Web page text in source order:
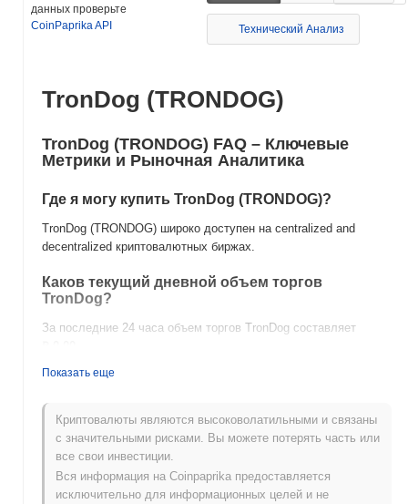
данных проверьте
CoinPaprika API
Технический Анализ
TronDog (TRONDOG)
TronDog (TRONDOG) FAQ – Ключевые
Метрики и Рыночная Аналитика
Где я могу купить TronDog (TRONDOG)?
TronDog (TRONDOG) широко доступен на centralized and
decentralized криптовалютных биржах.
Каков текущий дневной объем торгов
TronDog?
За последние 24 часа объем торгов TronDog составляет
Какова история ценового диапазона TronDog?
Исторический максимум (ATH):
Исторический минимум (ATL):
TronDog в настоящее время торгуется на
своего ATH .
Показать еще
Криптовалюты являются высоковолатильными и связаны
с значительными рисками. Вы можете потерять часть или
все свои инвестиции.
Вся информация на Coinpaprika предоставляется
исключительно для информационных целей и не